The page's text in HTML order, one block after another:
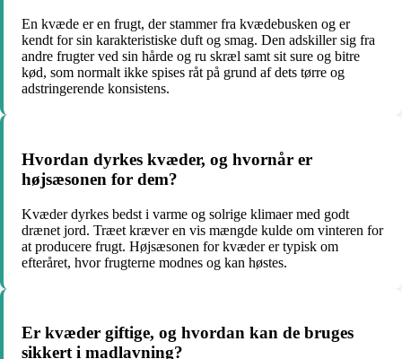
En kvæde er en frugt, der stammer fra kvædebusken og er
kendt for sin karakteristiske duft og smag. Den adskiller sig fra
andre frugter ved sin hårde og ru skræl samt sit sure og bitre
kød, som normalt ikke spises råt på grund af dets tørre og
adstringerende konsistens.
Hvordan dyrkes kvæder, og hvornår er
højsæsonen for dem?
Kvæder dyrkes bedst i varme og solrige klimaer med godt
drænet jord. Træet kræver en vis mængde kulde om vinteren for
at producere frugt. Højsæsonen for kvæder er typisk om
efteråret, hvor frugterne modnes og kan høstes.
Er kvæder giftige, og hvordan kan de bruges
sikkert i madlavning?